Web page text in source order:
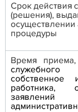
Срок действия
(решения),
осуществлении
процедуры
Время приема,
собственное
работника,